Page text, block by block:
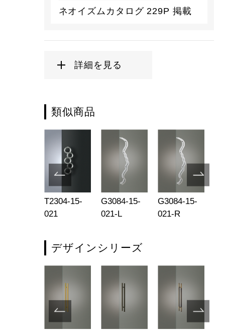
ネオイズムカタログ 229P 掲載
詳細を見る
類似商品
T2304-15-
021
G3084-15-
021-L
G3084-15-
021-R
デザインシリーズ